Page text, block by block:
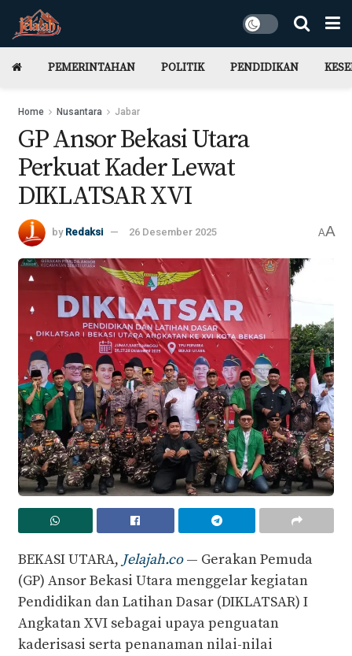
PEMERINTAHAN POLITIK PENDIDIKAN
Home Nusantara Jabar
GP Ansor Bekasi Utara
Perkuat Kader Lewat
DIKLATSAR XVI
by Redaksi 26 Desember 2025 AA
BEKASI UTARA, Jelajah.co— Gerakan Pemuda
(GP) Ansor Bekasi Utara menggelar kegiatan
Pendidikan dan Latihan Dasar (DIKLATSAR) I
Angkatan XVI sebagai upaya penguatan
kaderisasi serta penanaman nilai-nilai